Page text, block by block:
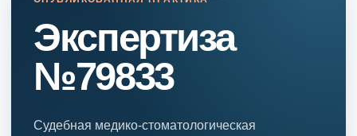
Экспертиза
№79833
Судебная медико-стоматологическая